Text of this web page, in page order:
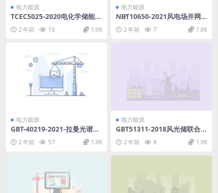
电力能源
TCEC5025-2020电化学储能电
站可行性研究报告内容深度规
定(7.26MB)pdf
2 年前 10 1.98
电力能源
NB∕T10650-2021风电场并网
性能监测评估方法(5.53MB)p
df 2 年前 7 1.98
电力能源
GBT-40219-2021-拉曼光谱仪
2 年前 57 1.98
电力能源
GBT51311-2018风光储联合发
电站调试及验收标准(11.09M
B)pdf
2 年前 8 1.98